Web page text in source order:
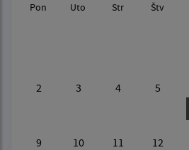
Pon Uto Str Štv
2 3 4 5
9 10 11 12